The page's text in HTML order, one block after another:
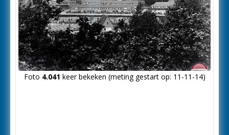
Foto 4.041 keer bekeken (meting gestart op: 11-11-14)